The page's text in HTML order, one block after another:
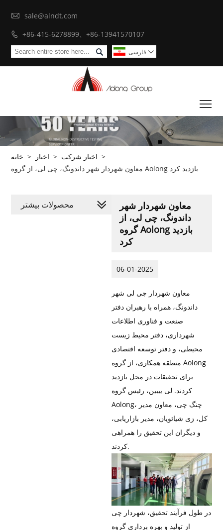
 sale@alndt.com
 +86-415-6278899、+86-13941570107
 فارسی 
خانه > اخبار > اخبار شرکت >
معاون شهردار شهر داندونگ، چی لی، از گروه Aolong بازدید کرد
معاون شهردار شهر
داندونگ، چی لی، از
گروه Aolong بازدید
کرد
06-01-2025
معاون شهردار چی لی شهر
داندونگ، همراه با رهبران دفتر
صنعت و فناوری اطلاعات
شهرداری، دفتر محیط زیست
محیطی، و دفتر توسعه اقتصادی
منطقه همکاری، از گروه Aolong
برای تحقیقات در محل بازدید
کردند. لی ییبین، رئیس گروه
Aolong، چنگ چی، معاون مدیر
کل، زی شیائویان، مدیر بازاریابی،
و دیگران این تحقیق را همراهی
کردند.
در طول فرآیند تحقیق، شهردار چی
از تولید و بهره برداری گروه
محصولات بیشتر